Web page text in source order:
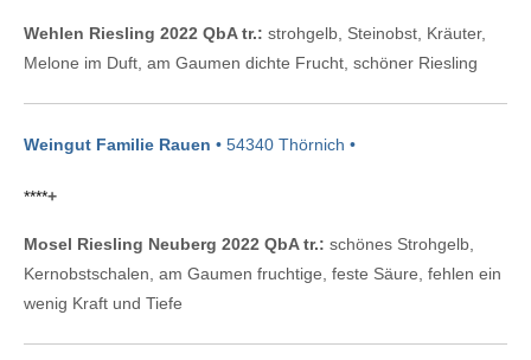
Wehlen Riesling 2022 QbA tr.: strohgelb, Steinobst, Kräuter,
Melone im Duft, am Gaumen dichte Frucht, schöner Riesling
Weingut Familie Rauen • 54340 Thörnich •
****+
Mosel Riesling Neuberg 2022 QbA tr.: schönes Strohgelb,
Kernobstschalen, am Gaumen fruchtige, feste Säure, fehlen ein
wenig Kraft und Tiefe